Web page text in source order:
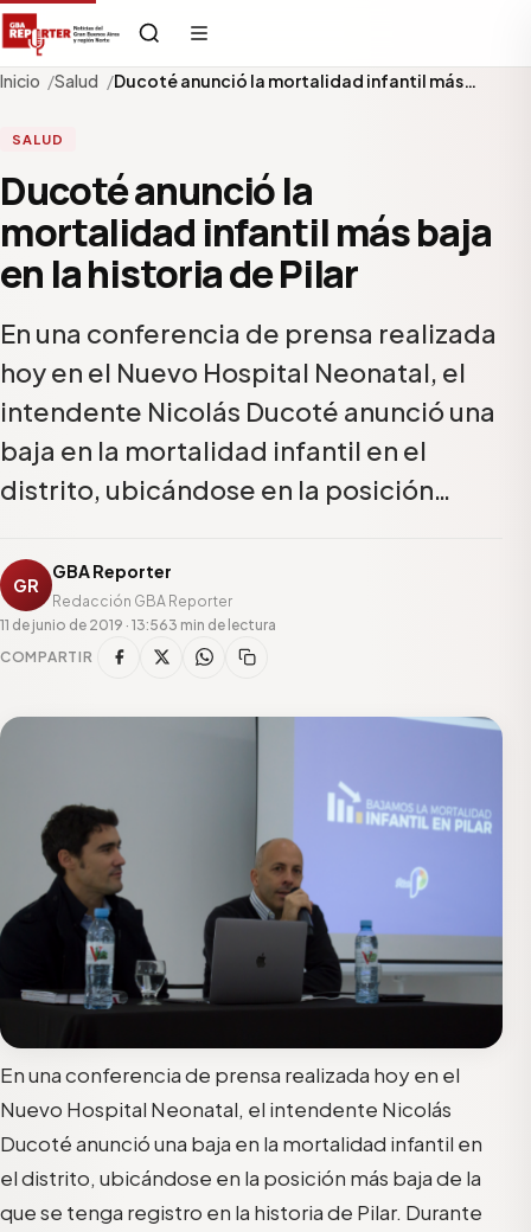
Inicio Salud Ducoté anunció la mortalidad infantil más…
SALUD
Ducoté anunció la
mortalidad infantil más baja
en la historia de Pilar
En una conferencia de prensa realizada
hoy en el Nuevo Hospital Neonatal, el
intendente Nicolás Ducoté anunció una
baja en la mortalidad infantil en el
distrito, ubicándose en la posición…
GR
GBA Reporter
Redacción GBA Reporter
11 de junio de 2019 · 13:563 min de lectura
COMPARTIR
En una conferencia de prensa realizada hoy en el
Nuevo Hospital Neonatal, el intendente Nicolás
Ducoté anunció una baja en la mortalidad infantil en
el distrito, ubicándose en la posición más baja de la
que se tenga registro en la historia de Pilar. Durante